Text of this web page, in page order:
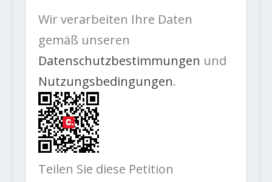
Wir verarbeiten Ihre Daten
gemäß unseren
Datenschutzbestimmungen und
Nutzungsbedingungen.
Teilen Sie diese Petition